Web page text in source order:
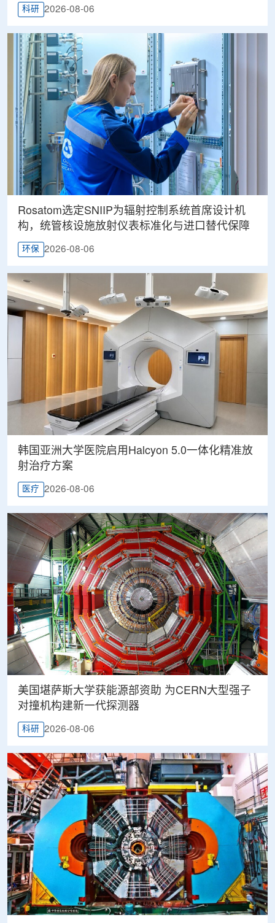
科研 2026-08-06
Rosatom选定SNIIP为辐射控制系统首席设计机
构，统管核设施放射仪表标准化与进口替代保障
环保 2026-08-06
韩国亚洲大学医院启用Halcyon 5.0一体化精准放
射治疗方案
医疗 2026-08-06
美国堪萨斯大学获能源部资助 为CERN大型强子
对撞机构建新一代探测器
科研 2026-08-06